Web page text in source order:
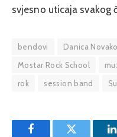
svjesno uticaja svakog
bendovi Danica
Mostar Rock School
rok
session band